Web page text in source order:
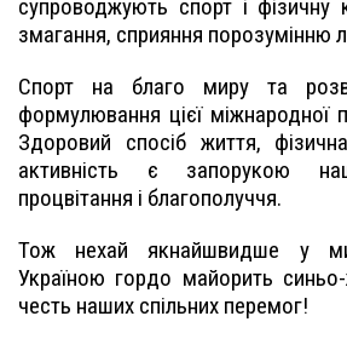
супроводжують спорт і фізичну
змагання, сприяння порозумінню
Спорт на благо миру та
формулювання цієї міжнародної
Здоровий спосіб життя,
активність є запорукою
процвітання і благополуччя.
Тож нехай якнайшвидше у
Україною гордо майорить
честь наших спільних перемог!